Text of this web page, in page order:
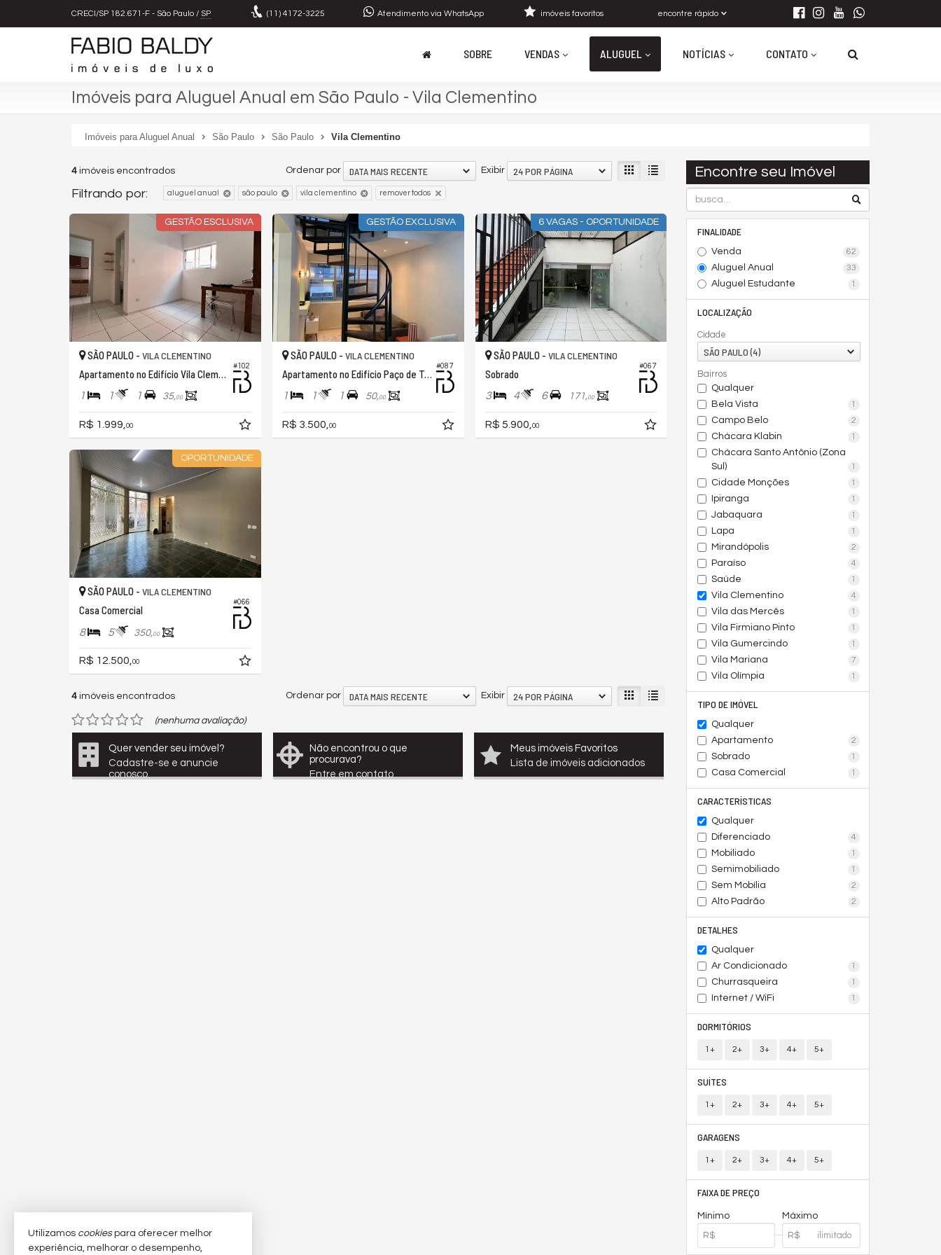
CRECI/SP 182.671-F - São Paulo / SP (11) 4172-3225 Atendimento via WhatsApp encontre rápido
imóveis favoritos
SOBRE VENDAS ALUGUEL NOTÍCIAS CONTATO
Imóveis para Aluguel Anual em São Paulo - Vila Clementino
Imóveis para Aluguel Anual São Paulo São Paulo Vila Clementino
Encontre seu Imóvel
FINALIDADE
Venda 62
Aluguel Anual 33
Aluguel Estudante 1
LOCALIZAÇÃO
Cidade
SÃO PAULO (4)
Bairros
Qualquer
Bela Vista
1
Campo Belo 2
Chácara Klabin 1
Chácara Santo Antônio (Zona
Sul)
1
Cidade Monções 1
Ipiranga 1
Jabaquara 1
Lapa 1
Mirandópolis 2
Paraíso 4
Saúde 1
Vila Clementino 4
Vila das Mercês 1
Vila Firmiano Pinto 1
Vila Gumercindo 1
Vila Mariana 7
Vila Olímpia 1
TIPO DE IMÓVEL
Qualquer
Apartamento
2
Sobrado 1
Casa Comercial 1
CARACTERÍSTICAS
Qualquer
Diferenciado
4
Mobiliado 1
Semimobiliado 1
Sem Mobília 2
Alto Padrão 2
DETALHES
Qualquer
Ar Condicionado
1
Churrasqueira 1
Internet / WiFi 1
DORMITÓRIOS
1+ 2+ 3+ 4+ 5+
SUÍTES
1+ 2+ 3+ 4+ 5+
GARAGENS
1+ 2+ 3+ 4+ 5+
FAIXA DE PREÇO
Mínimo Máximo
4 imóveis encontrados Exibir 24 POR PÁGINA
Ordenar por DATA MAIS RECENTE
Filtrando por: aluguel anual são paulo vila clementino remover todos
GESTÃO ESCLUSIVA
#102
SÃO PAULO - VILA CLEMENTINO
Apartamento no Edifício Vila Clementino
1 1 1 35,00
R$ 1.999, 00
GESTÃO EXCLUSIVA
#087
SÃO PAULO - VILA CLEMENTINO
Apartamento no Edifício Paço de Toledo
1 1 1 50,00
R$ 3.500, 00
6 VAGAS - OPORTUNIDADE
#067
SÃO PAULO - VILA CLEMENTINO
Sobrado
3 4 6 171,00
R$ 5.900, 00
OPORTUNIDADE
#066
SÃO PAULO - VILA CLEMENTINO
Casa Comercial
8 5 350,00
R$ 12.500,00
4 imóveis encontrados Exibir 24 POR PÁGINA
Ordenar por DATA MAIS RECENTE
(nenhuma avaliação)
Quer vender seu imóvel?
Cadastre-se e anuncie
conosco
Não encontrou o que
procurava?
Entre em contato
Meus imóveis Favoritos
Lista de imóveis adicionados
Utilizamos cookiespara oferecer melhor
experiência, melhorar o desempenho,